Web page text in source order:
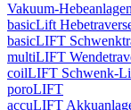
Vakuum-Hebeanlagen
basicLift
basicLIFT
multiLIFT
coilLIFT Schwenk-
poroLIFT
accuLIFT